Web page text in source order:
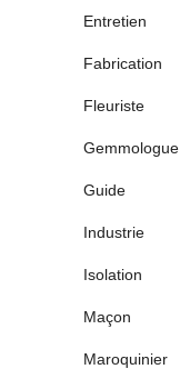
Entretien
Fabrication
Fleuriste
Gemmologue
Guide
Industrie
Isolation
Maçon
Maroquinier